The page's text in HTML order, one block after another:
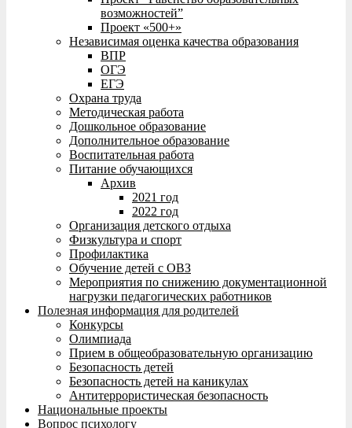
возможностей”
Проект «500+»
Независимая оценка качества образования
ВПР
ОГЭ
ЕГЭ
Охрана труда
Методическая работа
Дошкольное образование
Дополнительное образование
Воспитательная работа
Питание обучающихся
Архив
2021 год
2022 год
Организация детского отдыха
Физкультура и спорт
Профилактика
Обучение детей с ОВЗ
Мероприятия по снижению документационной
нагрузки педагогических работников
Полезная информация для родителей
Конкурсы
Олимпиада
Прием в общеобразовательную организацию
Безопасность детей
Безопасность детей на каникулах
Антитеррористическая безопасность
Национальные проекты
Вопрос психологу